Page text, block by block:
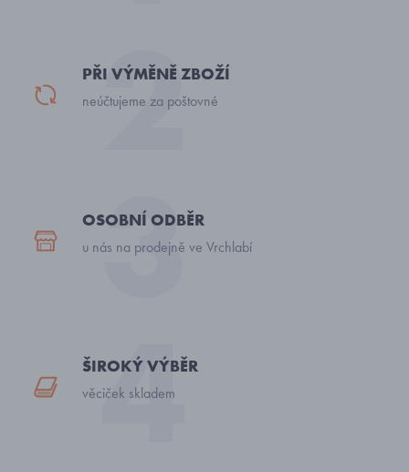
PŘI VÝMĚNĚ ZBOŽÍ
neúčtujeme za poštovné
OSOBNÍ ODBĚR
u nás na prodejně ve Vrchlabí
ŠIROKÝ VÝBĚR
věciček skladem